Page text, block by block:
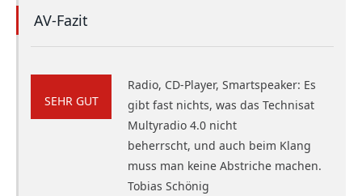
AV-Fazit
SEHR GUT
Radio, CD-Player, Smartspeaker: Es
gibt fast nichts, was das Technisat
Multyradio 4.0 nicht
beherrscht, und auch beim Klang
muss man keine Abstriche machen.
Tobias Schönig